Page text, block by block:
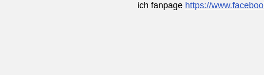
ich fanpage https://